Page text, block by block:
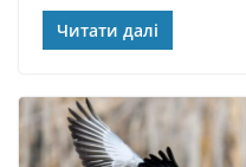
Читати далі